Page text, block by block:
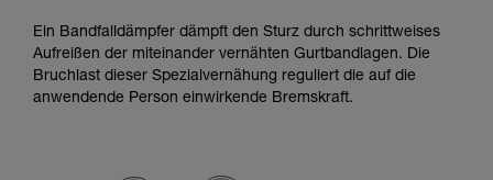
Ein Bandfalldämpfer dämpft den Sturz durch schrittweises
Aufreißen der miteinander vernähten Gurtbandlagen. Die
Bruchlast dieser Spezialvernähung reguliert die auf die
anwendende Person einwirkende Bremskraft.